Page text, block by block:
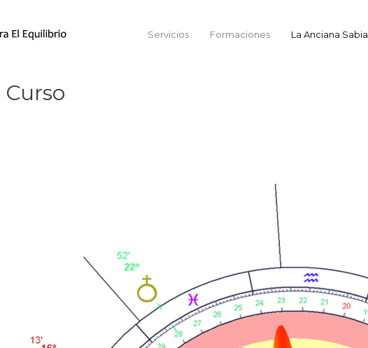
Servicios Formaciones La Anciana Sabia